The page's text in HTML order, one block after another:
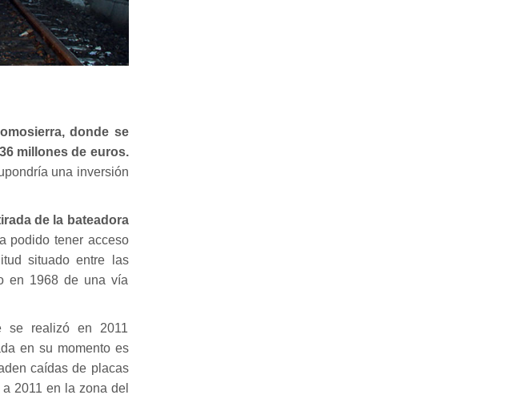
donde se
millones de euros.
una inversión
de la bateadora
podido tener acceso
situado entre las
en 1968 de una vía
se realizó en 2011
en su momento es
caídas de placas
2011 en la zona del